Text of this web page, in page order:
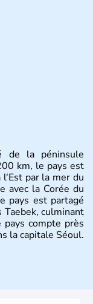
de la péninsule
km, le pays est
l'Est par la mer du
avec la Corée du
pays est partagé
Taebek, culminant
compte près
la capitale Séoul.